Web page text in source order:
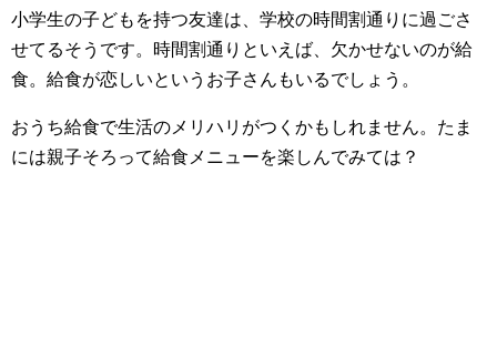
小学生の子どもを持つ友達は、学校の時間割通りに過ごさ
せてるそうです。時間割通りといえば、欠かせないのが給
食。給食が恋しいというお子さんもいるでしょう。
おうち給食で生活のメリハリがつくかもしれません。たま
には親子そろって給食メニューを楽しんでみては？